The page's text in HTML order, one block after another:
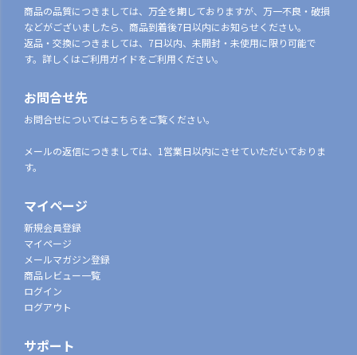
商品の品質につきましては、万全を期しておりますが、万一不良・破損
などがございましたら、商品到着後7日以内にお知らせください。
返品・交換につきましては、7日以内、未開封・未使用に限り可能で
す。詳しくはご利用ガイドをご利用ください。
お問合せ先
お問合せについてはこちらをご覧ください。
メールの返信につきましては、1営業日以内にさせていただいておりま
す。
マイページ
新規会員登録
マイページ
メールマガジン登録
商品レビュー一覧
ログイン
ログアウト
サポート